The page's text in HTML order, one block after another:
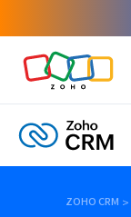
ZOHO CRM